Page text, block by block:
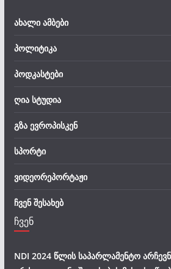
ახალი ამბები
პოლიტიკა
პოდკასტები
ღია სტუდია
გზა ევროპისკენ
სპორტი
ვიდეორეპორტაჟი
ჩვენ შესახებ
ჩვენ
NDI 2024 წლის საპარლამენტო